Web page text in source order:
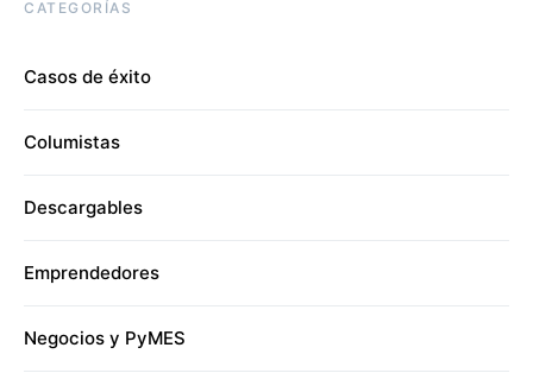
CATEGORÍAS
Casos de éxito
Columistas
Descargables
Emprendedores
Negocios y PyMES